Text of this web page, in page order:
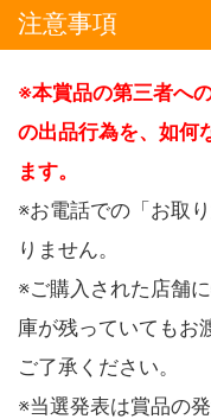
注意事項
※本賞品の第三者へ
の出品行為を、如何
ます。
※お電話での「お取
りません。
※ご購入された店舗
庫が残っていてもお
ご了承ください。
※当選発表は賞品の